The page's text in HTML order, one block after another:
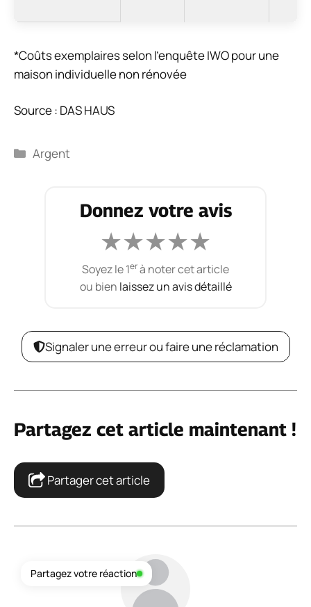
*Coûts exemplaires selon l’enquête IWO pour une
maison individuelle non rénovée
Source : DAS HAUS
Catégories
Argent
Donnez votre avis
★★★★★
Soyez le 1erà noter cet article
ou bien laissez un avis détaillé
Signaler une erreur ou faire une réclamation
Partagez cet article maintenant !
Partager cet article
Partagez votre réaction